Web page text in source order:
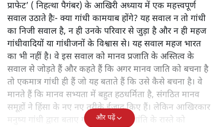
प्राफेट’ ( निहत्था पैगंबर) के आखिरी अध्याय में एक महत्त्वपूर्ण
सवाल उठाते हैः- क्या गांधी कामयाब होंगे? यह सवाल न तो गांधी
का निजी सवाल है, न ही उनके परिवार से जुड़ा है और न ही महज
गांधीवादियों या गांधीजनों के विश्वास से। यह सवाल महज भारत
का भी नहीं है। वे इस सवाल को मानव प्रजाति के अस्तित्व के
सवाल से जोड़ते हैं और कहते हैं कि अगर मानव जाति को बचना है
तो एकमात्र गांधी ही हैं जो यह बताते हैं कि उसे कैसे बचना है। वे
मानते हैं कि मानव सभ्यता में बहुत हठधर्मिता है, संगठित मानव
समूहों ने हिंसा के नए नए तरीके ईजाद किए हैं। लेकिन आखिरकार
मनुष्य गांधी द्वारा बताए गए अहिंसा और शांति के रास्ते को
और पढ़ें